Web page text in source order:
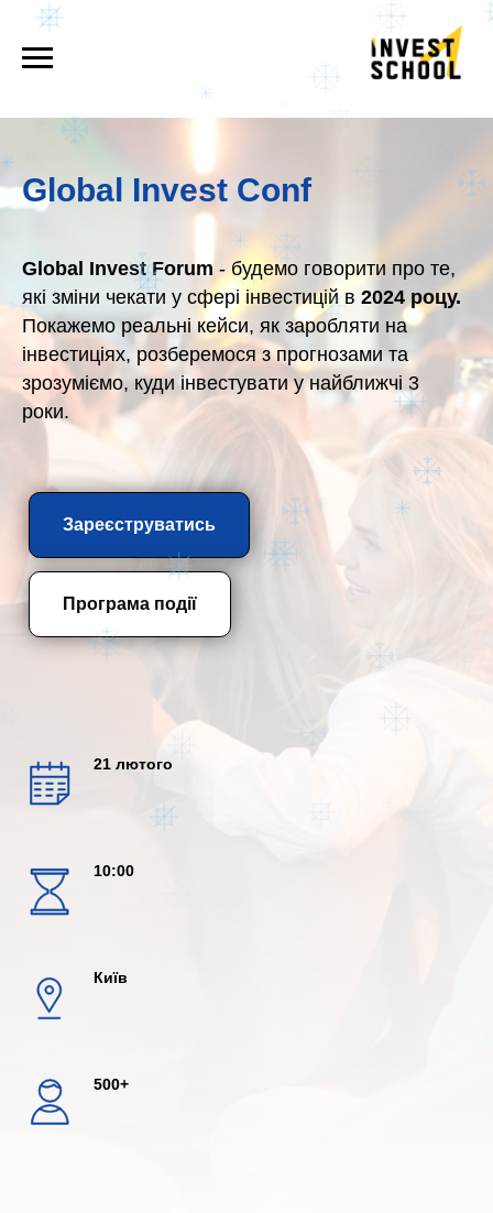
Global Invest Conf
Global Invest Forum - будемо говорити про те,
які зміни чекати у сфері інвестицій в 2024 роцу.
Покажемо реальні кейси, як заробляти на
інвестиціях, розберемося з прогнозами та
зрозуміємо, куди інвестувати у найближчі 3
роки.
Зареєструватись
Програма події
21 лютого
10:00
Київ
500+